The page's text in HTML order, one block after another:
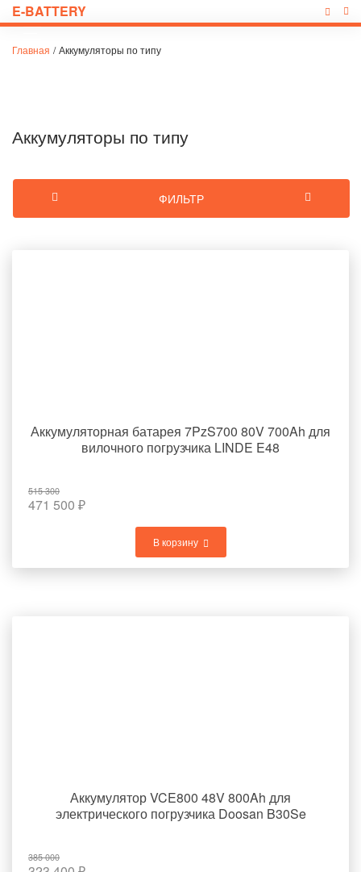
E-BATTERY
Главная / Аккумуляторы по типу
Аккумуляторы по типу
Аккумуляторная батарея 7PzS700 80V 700Ah для
вилочного погрузчика LINDE E48
515 300
471 500 ₽
В корзину
Аккумулятор VCE800 48V 800Ah для
электрического погрузчика Doosan B30Se
385 000
ФИЛЬТР